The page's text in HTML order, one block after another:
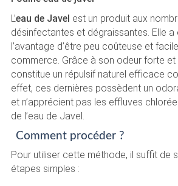
L’eau de Javel est un produit aux
désinfectantes et dégraissantes. Elle a
l’avantage d’être peu coûteuse et
commerce. Grâce à son odeur forte et
constitue un répulsif naturel efficace
effet, ces dernières possèdent un
et n’apprécient pas les effluves
de l’eau de Javel.
Comment procéder ?
Pour utiliser cette méthode, il suffit de
étapes simples :